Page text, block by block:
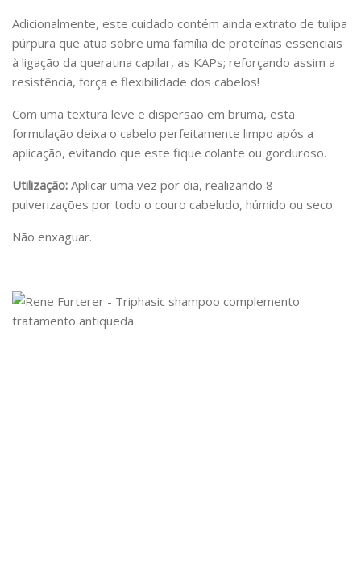
Adicionalmente, este cuidado contém ainda extrato de tulipa
púrpura que atua sobre uma família de proteínas essenciais
à ligação da queratina capilar, as KAPs; reforçando assim a
resistência, força e flexibilidade dos cabelos!
Com uma textura leve e dispersão em bruma, esta
formulação deixa o cabelo perfeitamente limpo após a
aplicação, evitando que este fique colante ou gorduroso.
Utilização: Aplicar uma vez por dia, realizando 8
pulverizações por todo o couro cabeludo, húmido ou seco.
Não enxaguar.